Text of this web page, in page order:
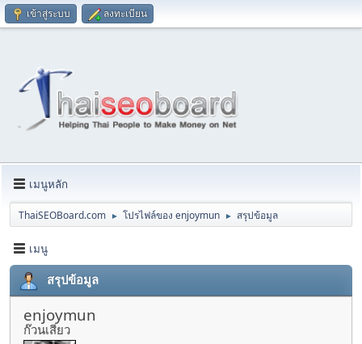
เข้าสู่ระบบ ลงทะเบียน
เมนูหลัก
ThaiSEOBoard.com ► โปรไฟล์ของ enjoymun ► สรุปข้อมูล
เมนู
สรุปข้อมูล
enjoymun
ก๊วนเสียว